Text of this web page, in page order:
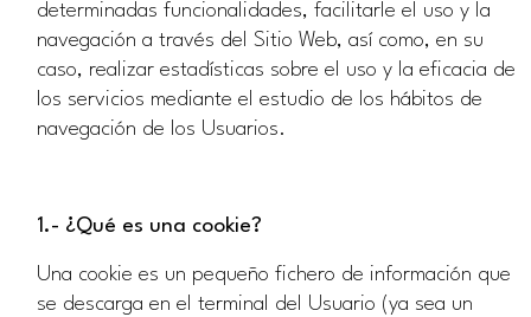
determinadas funcionalidades, facilitarle el uso y la
navegación a través del Sitio Web, así como, en su
caso, realizar estadísticas sobre el uso y la eficacia de
los servicios mediante el estudio de los hábitos de
navegación de los Usuarios.
1.- ¿Qué es una cookie?
Una cookie es un pequeño fichero de información que
se descarga en el terminal del Usuario (ya sea un